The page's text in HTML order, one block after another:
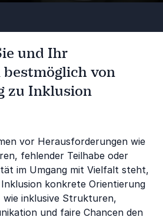
und Ihr
von
zu Inklusion
vor Herausforderungen wie
fehlender Teilhabe oder
im Umgang mit Vielfalt steht,
konkrete Orientierung
wie inklusive Strukturen,
und faire Chancen den